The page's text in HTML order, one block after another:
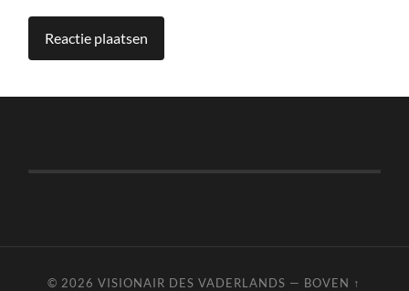
© 2026VISIONAIR DES VADERLANDS — BOVEN ↑